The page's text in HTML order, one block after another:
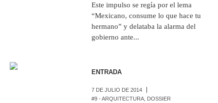
Este impulso se regía por el lema
“Mexicano, consume lo que hace tu
hermano” y delataba la alarma del
gobierno ante...
ENTRADA
7 DE JULIO DE 2014
#9 - ARQUITECTURA DOSSIER